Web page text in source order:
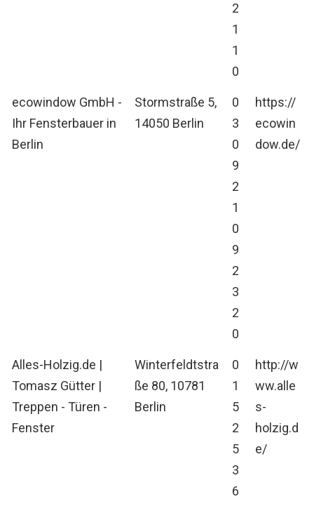
2
1
1
0
ecowindow GmbH -
Ihr Fensterbauer in
Berlin
Stormstraße 5,
14050 Berlin
0
3
0
9
2
1
0
9
2
3
2
0
https://
ecowin
dow.de/
Alles-Holzig.de |
Tomasz Gütter |
Treppen - Türen -
Fenster
Winterfeldtstra
ße 80, 10781
Berlin
0
1
5
2
5
3
6
http://w
ww.alle
s-
holzig.d
e/